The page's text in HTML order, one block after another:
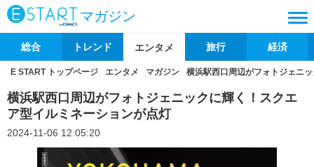
マガジン
総合 トレンド エンタメ 旅行 経済
E START トップページ エンタメ マガジン 横浜駅西口周辺がフォトジェニ
横浜駅西口周辺がフォトジェニックに輝く！スクエ
ア型イルミネーションが点灯
2024-11-06 12:05:20